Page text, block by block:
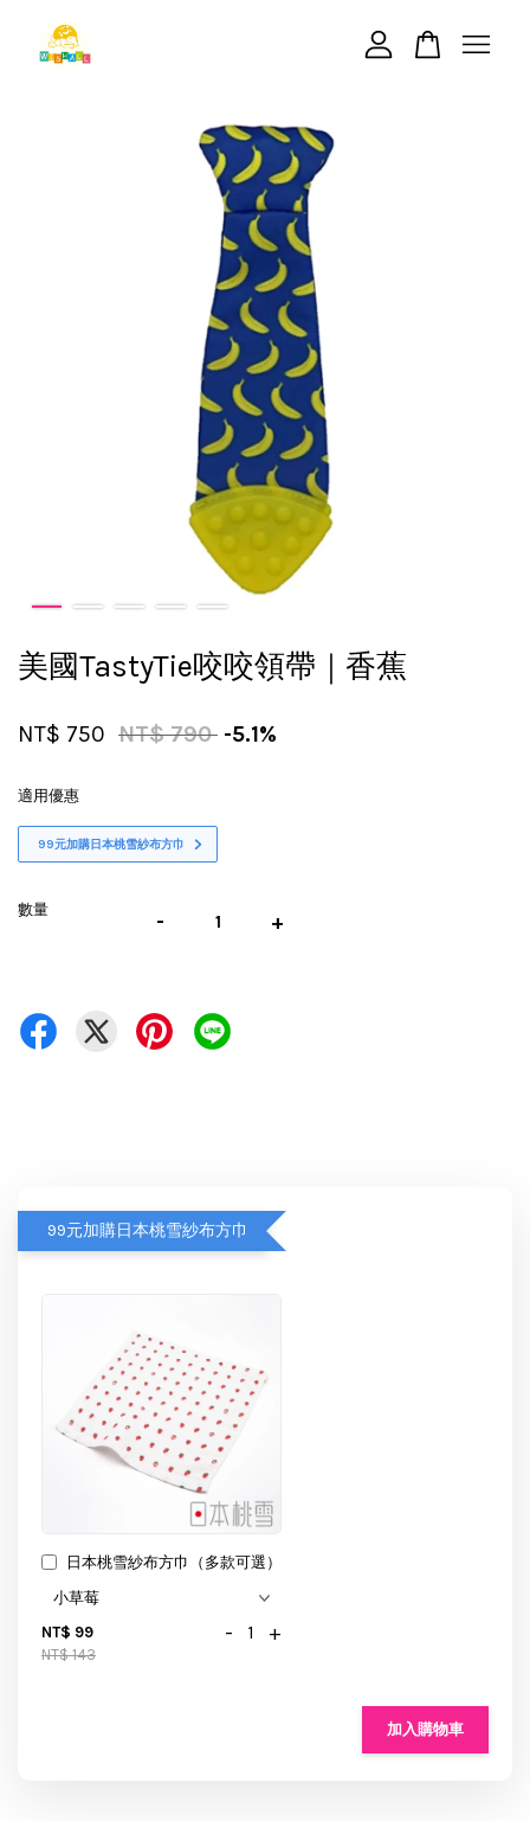
美國TastyTie咬咬領帶｜香蕉
NT$ 750 NT$ 790 -5.1%
適用優惠
99元加購日本桃雪紗布方巾
數量 - +
99元加購日本桃雪紗布方巾
日本桃雪紗布方巾（多款可選）
NT$ 99
NT$ 143
- +
加入購物車
您的購物車目前還是空的。
繼續購物